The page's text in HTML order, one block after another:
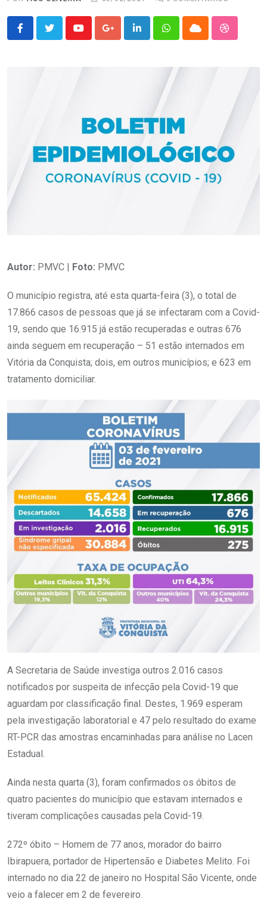
YoutubeGoogle+LinkedInWhatsappCloud
Autor: PMVC | Foto: PMVC
O município registra, até esta quarta-feira (3), o total de
17.866 casos de pessoas que já se infectaram com a Covid-
19, sendo que 16.915 já estão recuperadas e outras 676
ainda seguem em recuperação – 51 estão internados em
Vitória da Conquista; dois, em outros municípios; e 623 em
tratamento domiciliar.
A Secretaria de Saúde investiga outros 2.016 casos
notificados por suspeita de infecção pela Covid-19 que
aguardam por classificação final. Destes, 1.969 esperam
pela investigação laboratorial e 47 pelo resultado do exame
RT-PCR das amostras encaminhadas para análise no Lacen
Estadual.
Ainda nesta quarta (3), foram confirmados os óbitos de
quatro pacientes do município que estavam internados e
tiveram complicações causadas pela Covid-19.
272º óbito – Homem de 77 anos, morador do bairro
Ibirapuera, portador de Hipertensão e Diabetes Melito. Foi
internado no dia 22 de janeiro no Hospital São Vicente, onde
veio a falecer em 2 de fevereiro.